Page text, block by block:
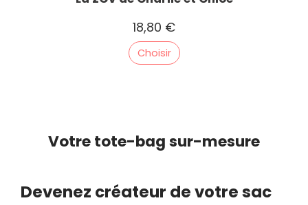
Votre tote-bag sur-mesure
Devenez créateur de votre sac
18,80 €
Choisir